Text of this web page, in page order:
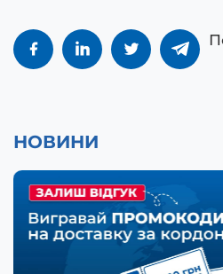
НОВИНИ